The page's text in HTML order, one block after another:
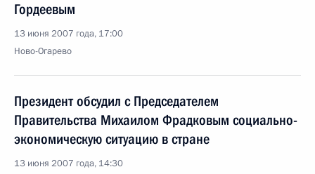
Гордеевым
13 июня 2007 года, 17:00
Ново-Огарево
Президент обсудил с Председателем
Правительства Михаилом Фрадковым социально-
экономическую ситуацию в стране
13 июня 2007 года, 14:30